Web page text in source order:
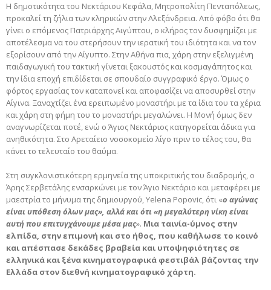
Η δημοτικότητα του Νεκτάριου Κεφάλα, Μητροπολίτη Πενταπόλεως,
προκαλεί τη ζήλια των κληρικών στην Αλεξάνδρεια. Από φόβο ότι θα
γίνει ο επόμενος Πατριάρχης Αιγύπτου, ο κλήρος τον δυσφημίζει με
αποτέλεσμα να του στερήσουν την ιερατική του ιδιότητα και να τον
εξορίσουν από την Αίγυπτο. Στην Αθήνα πια, χάρη στην εξελιγμένη
παιδαγωγική του τακτική γίνεται ξακουστός και κοσμαγάπητος και
την ίδια εποχή επιδίδεται σε σπουδαίο συγγραφικό έργο. Όμως ο
φόρτος εργασίας τον καταπονεί και αποφασίζει να αποσυρθεί στην
Αίγινα. Ξαναχτίζει ένα ερειπωμένο μοναστήρι με τα ίδια του τα χέρια
και χάρη στη φήμη του το μοναστήρι μεγαλώνει. Η Μονή όμως δεν
αναγνωρίζεται ποτέ, ενώ ο Άγιος Νεκτάριος κατηγορείται άδικα για
ανηθικότητα. Στο Αρεταίειο νοσοκομείο λίγο πριν το τέλος του, θα
κάνει το τελευταίο του θαύμα.
Στη συγκλονιστικότερη ερμηνεία της υποκριτικής του διαδρομής, ο
Άρης Σερβετάλης ενσαρκώνει με τον Άγιο Νεκτάριο και μεταφέρει με
μαεστρία το μήνυμα της δημιουργού, Yelena Popovic, ότι «ο αγώνας
είναι υπόθεση όλων μας», αλλά και ότι «η μεγαλύτερη νίκη είναι
αυτή που επιτυγχάνουμε μέσα μας». Μια ταινία-ύμνος στην
ελπίδα, στην επιμονή και στο ήθος, που καθήλωσε το κοινό
και απέσπασε δεκάδες βραβεία και υποψηφιότητες σε
ελληνικά και ξένα κινηματογραφικά φεστιβάλ βάζοντας την
Ελλάδα στον διεθνή κινηματογραφικό χάρτη.